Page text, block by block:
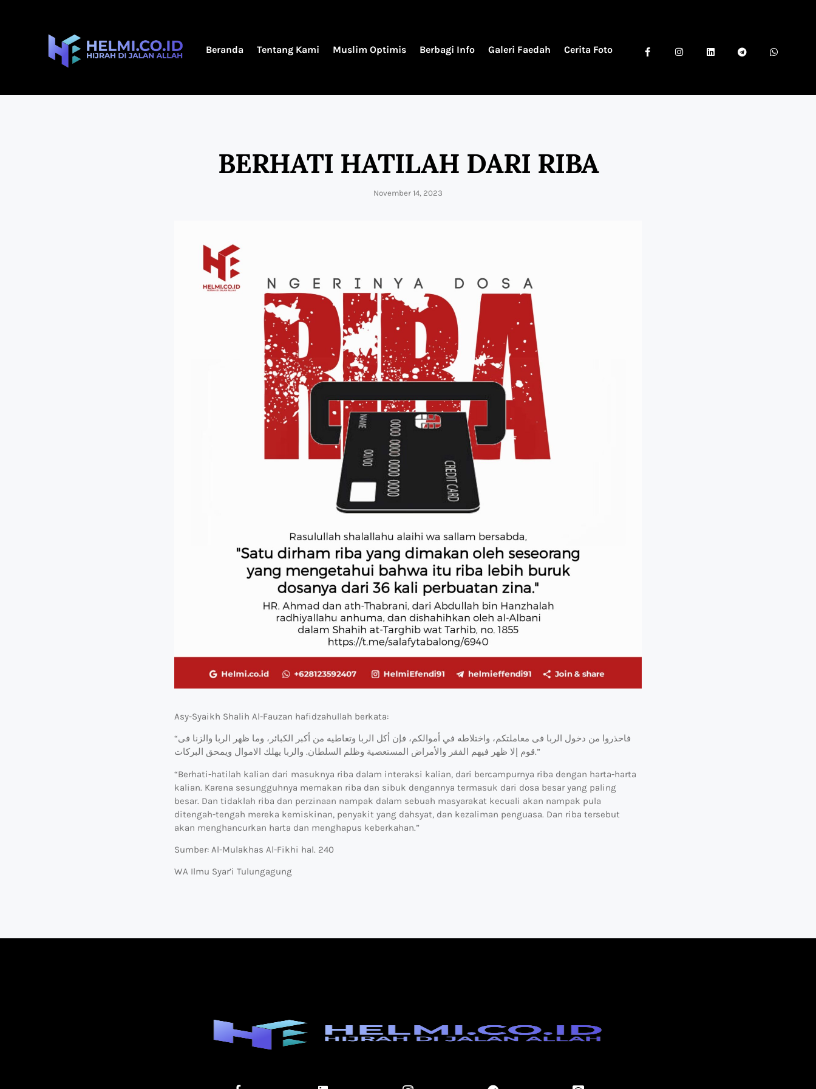
Beranda Tentang Kami Muslim Optimis Berbagi Info Galeri Faedah Cerita Foto
BERHATI HATILAH DARI RIBA
November 14, 2023
Asy-Syaikh Shalih Al-Fauzan hafidzahullah berkata:
“فاحذروا من دخول الربا فى معاملتكم، واختلاطه في أموالكم، فإن أكل الربا وتعاطيه من أكبر الكبائر، وما ظهر الربا والزنا فى
قوم إلا ظهر فيهم الفقر والأمراض المستعصية وظلم السلطان. والربا يهلك الاموال ويمحق البركات.”
“Berhati-hatilah kalian dari masuknya riba dalam interaksi kalian, dari bercampurnya riba dengan harta-harta
kalian. Karena sesungguhnya memakan riba dan sibuk dengannya termasuk dari dosa besar yang paling
besar. Dan tidaklah riba dan perzinaan nampak dalam sebuah masyarakat kecuali akan nampak pula
ditengah-tengah mereka kemiskinan, penyakit yang dahsyat, dan kezaliman penguasa. Dan riba tersebut
akan menghancurkan harta dan menghapus keberkahan.”
Sumber: Al-Mulakhas Al-Fikhi hal. 240
WA Ilmu Syar’i Tulungagung